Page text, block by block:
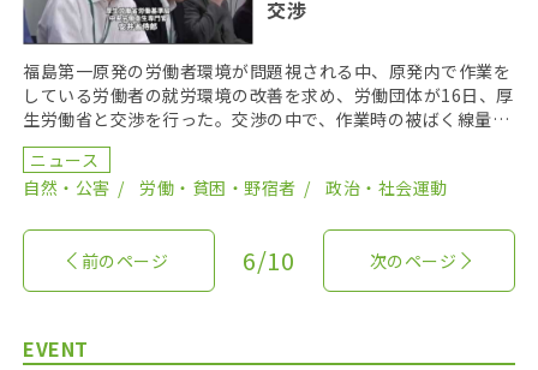
交渉
福島第一原発の労働者環境が問題視される中、原発内で作業を
している労働者の就労環境の改善を求め、労働団体が16日、厚
生労働省と交渉を行った。交渉の中で、作業時の被ばく線量を
１００ミリシーベルトから２５０ミリシーベルトに引き […]
ニュース
自然・公害
労働・貧困・野宿者 政治・社会運動
前のページ 6/10 次のページ
EVENT